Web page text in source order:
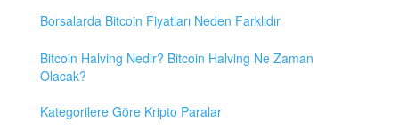
Borsalarda Bitcoin Fiyatları Neden Farklıdır
Bitcoin Halving Nedir? Bitcoin Halving Ne Zaman
Olacak?
Kategorilere Göre Kripto Paralar